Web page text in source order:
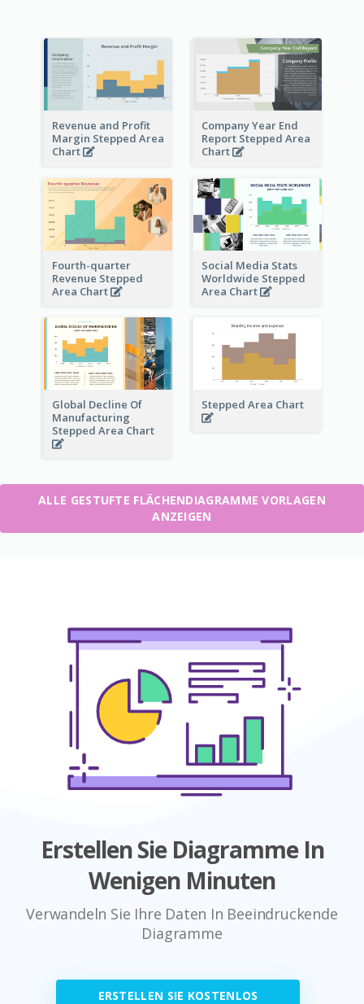
Revenue and Profit
Margin Stepped Area
Chart
Company Year End
Report Stepped Area
Chart
Fourth-quarter
Revenue Stepped
Area Chart
Social Media Stats
Worldwide Stepped
Area Chart
Global Decline Of
Manufacturing
Stepped Area Chart
Stepped Area Chart
ALLE GESTUFTE FLÄCHENDIAGRAMME VORLAGEN
ANZEIGEN
Erstellen Sie Diagramme In
Wenigen Minuten
Verwandeln Sie Ihre Daten In Beeindruckende
Diagramme
ERSTELLEN SIE KOSTENLOS